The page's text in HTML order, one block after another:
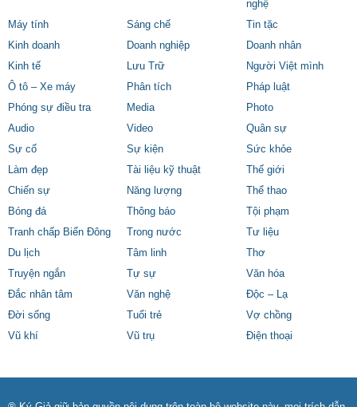
nghệ
Máy tính
Sáng chế
Tin tặc
Kinh doanh
Doanh nghiệp
Doanh nhân
Kinh tế
Lưu Trữ
Người Việt mình
Ô tô – Xe máy
Phân tích
Pháp luật
Phóng sự điều tra
Media
Photo
Audio
Video
Quân sự
Sự cố
Sự kiện
Sức khỏe
Làm đẹp
Tài liệu kỹ thuật
Thế giới
Chiến sự
Năng lượng
Thể thao
Bóng đá
Thông báo
Tội phạm
Tranh chấp Biển Đông
Trong nước
Tư liệu
Du lịch
Tâm linh
Thơ
Truyện ngắn
Tự sự
Văn hóa
Đắc nhân tâm
Văn nghệ
Độc – Lạ
Đời sống
Tuổi trẻ
Vợ chồng
Vũ khí
Vũ trụ Điện thoại